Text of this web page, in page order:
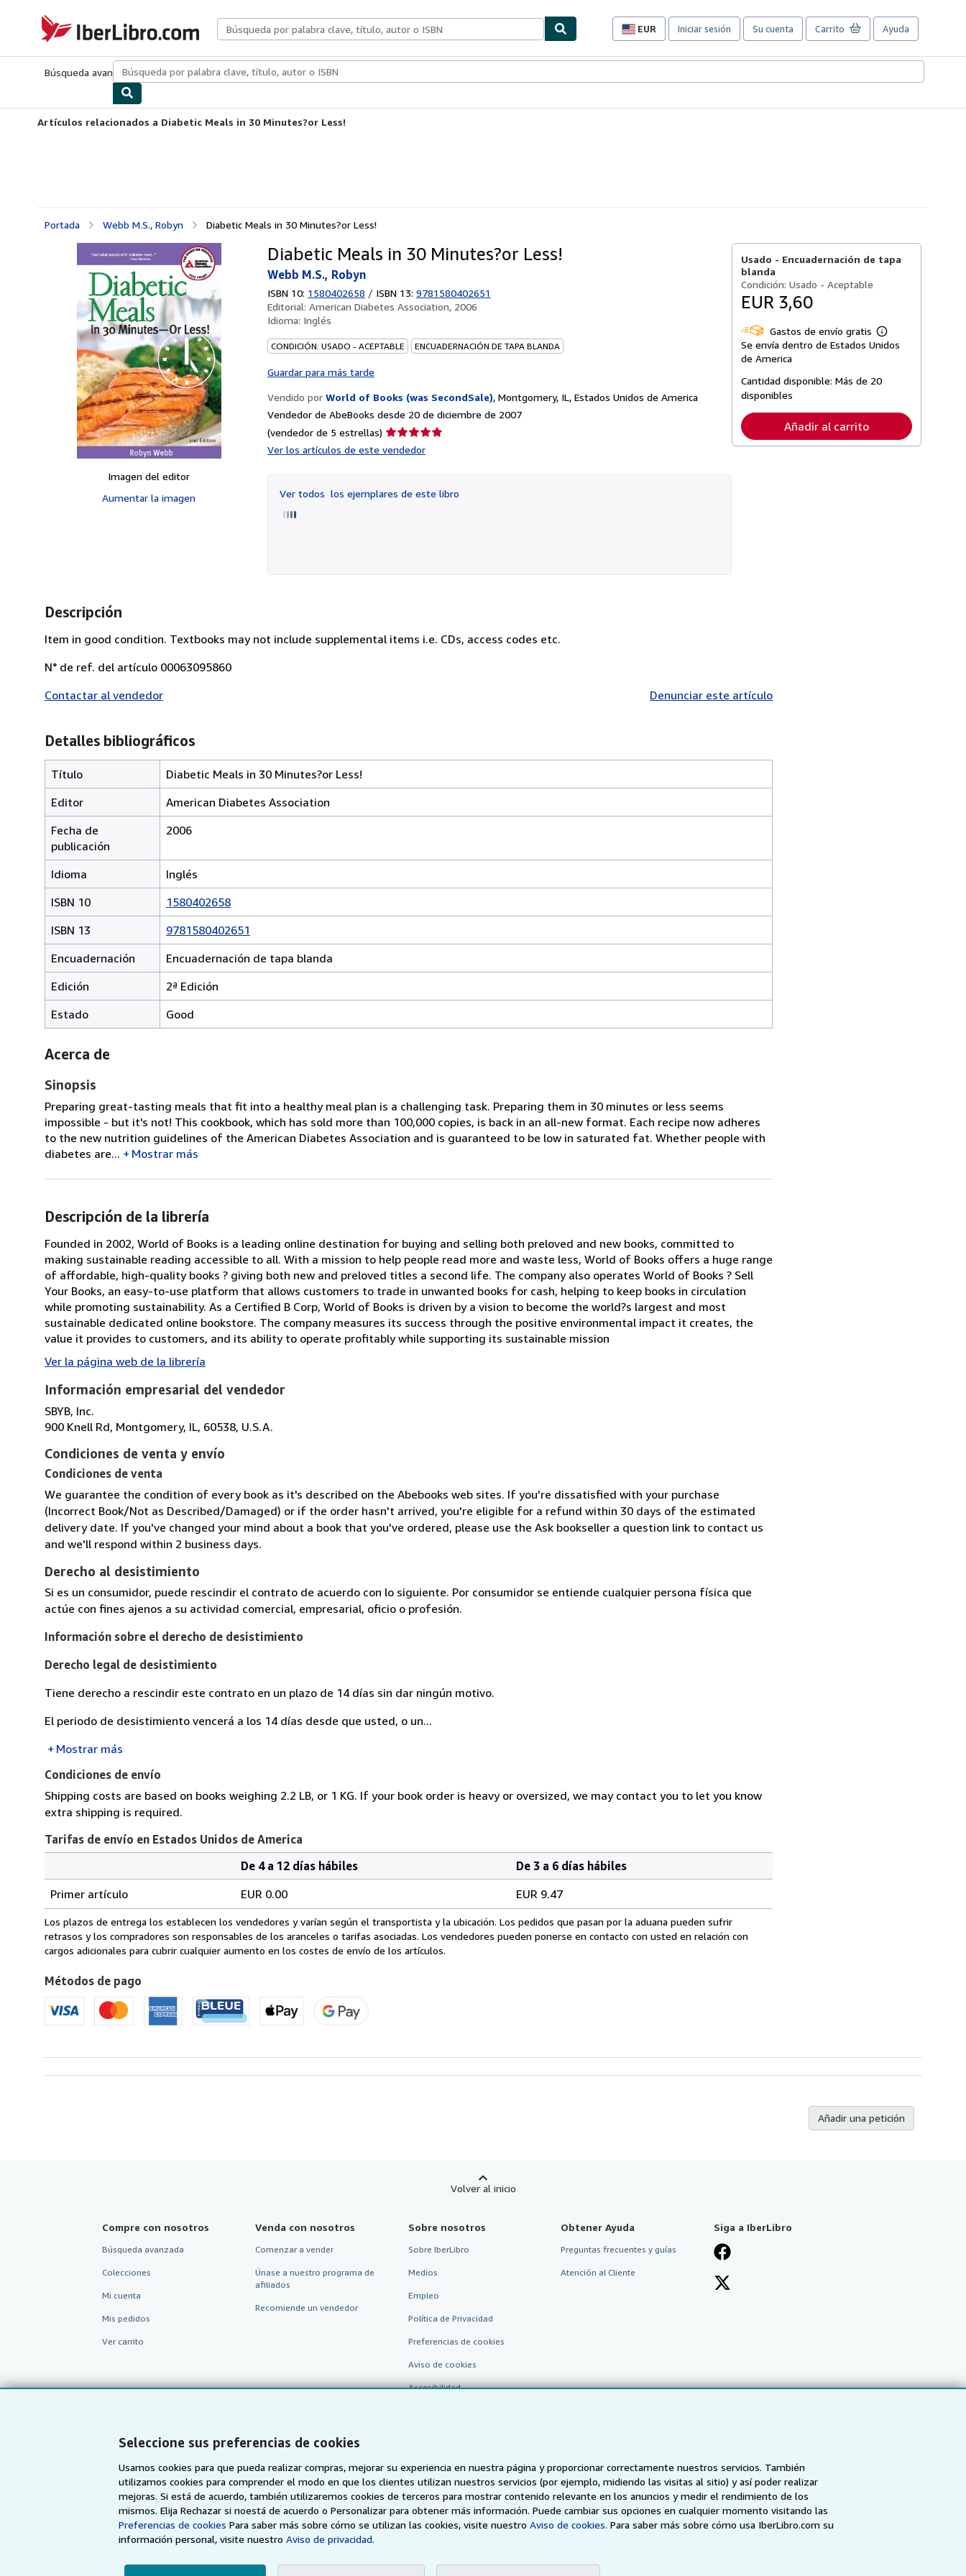
Seleccione sus preferencias de cookies
Usamos cookies para que pueda realizar compras, mejorar su experiencia en nuestra página y proporcionar correctamente nuestros servicios. También
utilizamos cookies para comprender el modo en que los clientes utilizan nuestros servicios (por ejemplo, midiendo las visitas al sitio) y así poder realizar
mejoras. Si está de acuerdo, también utilizaremos cookies de terceros para mostrar contenido relevante en los anuncios y medir el rendimiento de los
mismos. Elija Rechazar si noestá de acuerdo o Personalizar para obtener más información. Puede cambiar sus opciones en cualquier momento visitando las
Preferencias de cookies Para saber más sobre cómo se utilizan las cookies, visite nuestroAviso de cookies. Para saber más sobre cómo usa IberLibro.com su
información personal, visite nuestroAviso de privacidad.
IberLibro.com
EUR
Preferencias
compra
sitio.
Iniciar sesión Su cuenta Carrito Ayuda
Búsqueda avanzadaColecciones Libros antiguosArte y coleccionismo
Artículos relacionados a Diabetic Meals in 30 Minutes?or Less!
Portada Webb M.S., Robyn Diabetic Meals in 30 Minutes?or Less!
Imagen del editor
Aumentar la imagen
Diabetic Meals in 30 Minutes?or Less!
Webb M.S., Robyn
ISBN 10: 1580402658 / ISBN 13: 9781580402651
Editorial: American Diabetes Association, 2006
Idioma: Inglés
CONDICIÓN: USADO - ACEPTABLE ENCUADERNACIÓN DE TAPA BLANDA
Guardar para más tarde
Vendido por World of Books (was SecondSale), Montgomery, IL, Estados Unidos de America
Vendedor de AbeBooks desde 20 de diciembre de 2007
(vendedor de 5 estrellas) Calificación
Ver los artículos de este vendedor
Ver todos los ejemplares de este libro
Usado - Encuadernación de tapa
blanda
Condición: Usado - Aceptable
EUR 3,60
Gastos de envío gratis
Más
información
tarifas
Se envía dentro de Estados Unidos
de America
Cantidad disponible:Más de 20
disponibles
Añadir al carrito
Descripción
Item in good condition. Textbooks may not include supplemental items i.e. CDs, access codes etc.
N° de ref. del artículo 00063095860
Contactar al vendedor
Denunciar este artículo
Detalles bibliográficos
Título
Diabetic Meals in 30 Minutes?or Less!
Editor
American Diabetes Association
Fecha de
publicación
2006
Idioma
Inglés
ISBN 10
1580402658
ISBN 13
9781580402651
Encuadernación
Encuadernación de tapa blanda
Edición
2ª Edición
Estado
Good
Acerca de
Sinopsis
Preparing great-tasting meals that fit into a healthy meal plan is a challenging task. Preparing them in 30 minutes or less seems
impossible - but it's not! This cookbook, which has sold more than 100,000 copies, is back in an all-new format. Each recipe now adheres
to the new nutrition guidelines of the American Diabetes Association and is guaranteed to be low in saturated fat. Whether people with
diabetes are...
Mostrar más
Descripción de la librería
Founded in 2002, World of Books is a leading online destination for buying and selling both preloved and new books, committed to
making sustainable reading accessible to all. With a mission to help people read more and waste less, World of Books offers a huge range
of affordable, high-quality books ? giving both new and preloved titles a second life. The company also operates World of Books ? Sell
Your Books, an easy-to-use platform that allows customers to trade in unwanted books for cash, helping to keep books in circulation
while promoting sustainability. As a Certified B Corp, World of Books is driven by a vision to become the world?s largest and most
sustainable dedicated online bookstore. The company measures its success through the positive environmental impact it creates, the
value it provides to customers, and its ability to operate profitably while supporting its sustainable mission
Ver la página web de la librería
Información empresarial del vendedor
SBYB, Inc.
900 Knell Rd, Montgomery, IL, 60538, U.S.A.
Condiciones de venta y envío
Condiciones de venta
We guarantee the condition of every book as it's described on the Abebooks web sites. If you're dissatisfied with your purchase
(Incorrect Book/Not as Described/Damaged) or if the order hasn't arrived, you're eligible for a refund within 30 days of the estimated
delivery date. If you've changed your mind about a book that you've ordered, please use the Ask bookseller a question link to contact us
and we'll respond within 2 business days.
Derecho al desistimiento
Si es un consumidor, puede rescindir el contrato de acuerdo con lo siguiente. Por consumidor se entiende cualquier persona física que
actúe con fines ajenos a su actividad comercial, empresarial, oficio o profesión.
Información sobre el derecho de desistimiento
Derecho legal de desistimiento
Tiene derecho a rescindir este contrato en un plazo de 14 días sin dar ningún motivo.
El periodo de desistimiento vencerá a los 14 días desde que usted, o un...
Mostrar más
Condiciones de envío
Shipping costs are based on books weighing 2.2 LB, or 1 KG. If your book order is heavy or oversized, we may contact you to let you know
extra shipping is required.
Tarifas de envío en Estados Unidos de America
de
envío
en
Estados
de
America
pedido
De 4 a 12 días hábiles
De 3 a 6 días hábiles
Primer artículo
EUR 0.00 EUR 9.47
Los plazos de entrega los establecen los vendedores y varían según el transportista y la ubicación. Los pedidos que pasan por la aduana pueden sufrir
retrasos y los compradores son responsables de los aranceles o tarifas asociadas. Los vendedores pueden ponerse en contacto con usted en relación con
cargos adicionales para cubrir cualquier aumento en los costes de envío de los artículos.
Métodos de pago
Añadir una petición
Volver al inicio
Compre con nosotros
Búsqueda avanzada
Colecciones
Mi cuenta
Mis pedidos
Ver carrito
Venda con nosotros
Comenzar a vender
Únase a nuestro programa de
afiliados
Recomiende un vendedor
Sobre nosotros
Sobre IberLibro
Medios
Empleo
Política de Privacidad
Preferencias de cookies
Aviso de cookies
Accesibilidad
Obtener Ayuda
Preguntas frecuentes y guías
Atención al Cliente
Siga a IberLibro
AbeBooks.com AbeBooks.co.uk AbeBooks.de AbeBooks.fr AbeBooks.it AbeBooks Aus/NZ AbeBooks.ca ZVAB.com